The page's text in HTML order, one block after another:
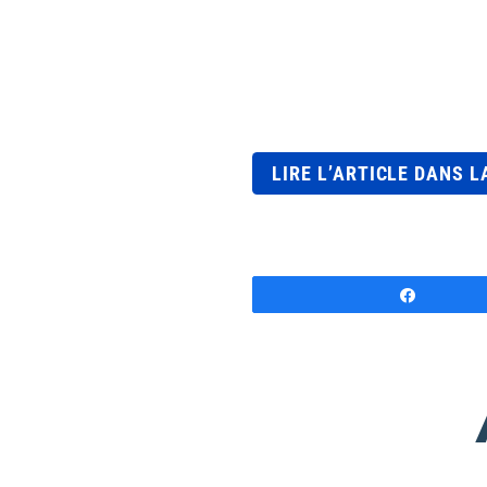
LIRE L’ARTICLE DANS